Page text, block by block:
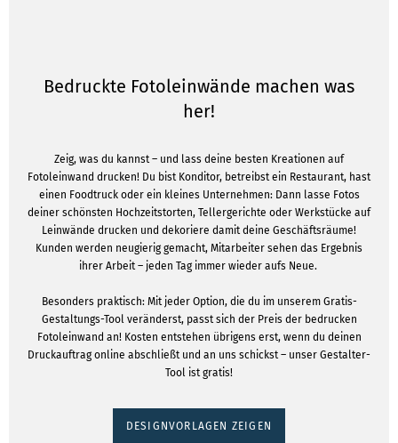
Bedruckte Fotoleinwände machen was
her!
Zeig, was du kannst – und lass deine besten Kreationen auf
Fotoleinwand drucken! Du bist Konditor, betreibst ein Restaurant, hast
einen Foodtruck oder ein kleines Unternehmen: Dann lasse Fotos
deiner schönsten Hochzeitstorten, Tellergerichte oder Werkstücke auf
Leinwände drucken und dekoriere damit deine Geschäftsräume!
Kunden werden neugierig gemacht, Mitarbeiter sehen das Ergebnis
ihrer Arbeit – jeden Tag immer wieder aufs Neue.
Besonders praktisch: Mit jeder Option, die du im unserem Gratis-
Gestaltungs-Tool veränderst, passt sich der Preis der bedrucken
Fotoleinwand an! Kosten entstehen übrigens erst, wenn du deinen
Druckauftrag online abschließt und an uns schickst – unser Gestalter-
Tool ist gratis!
DESIGNVORLAGEN ZEIGEN